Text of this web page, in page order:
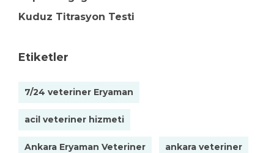
Kuduz Titrasyon Testi
Etiketler
7/24 veteriner Eryaman
acil veteriner hizmeti
Ankara Eryaman Veteriner ankara veteriner